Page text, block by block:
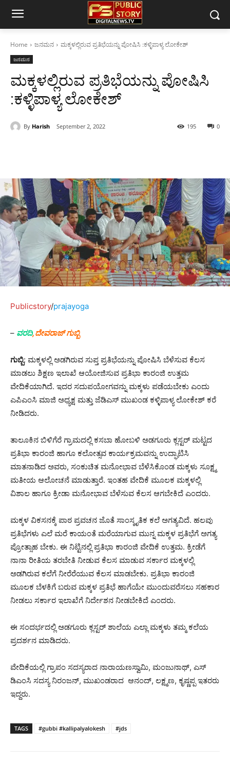
Home ಜನಮನ ಮಕ್ಕಳಲ್ಲಿರುವ ಪ್ರತಿಭೆಯನ್ನು ಪೋಷಿಸಿ :ಕಳ್ಳಿಪಾಳ್ಯ ಲೋಕೇಶ್
ಜನಮನ
ಮಕ್ಕಳಲ್ಲಿರುವ ಪ್ರತಿಭೆಯನ್ನು ಪೋಷಿಸಿ
:ಕಳ್ಳಿಪಾಳ್ಯ ಲೋಕೇಶ್
By Harish September 2, 2022 0
195
Publicstory/prajayoga
– ವರದಿ,ದೇವರಾಜ್ ಗುಬ್ಬಿ
ಗುಬ್ಬಿ: ಮಕ್ಕಳಲ್ಲಿ ಅಡಗಿರುವ ಸುಪ್ತ ಪ್ರತಿಭೆಯನ್ನು ಪೋಷಿಸಿ ಬೆಳೆಸುವ ಕೆಲಸ
ಮಾಡಲು ಶಿಕ್ಷಣ ಇಲಾಖೆ ಆಯೋಜಿಸುವ ಪ್ರತಿಭಾ ಕಾರಂಜಿ ಉತ್ತಮ
ವೇದಿಕೆಯಾಗಿದೆ. ಇದರ ಸದುಪಯೋಗವನ್ನು ಮಕ್ಕಳು ಪಡೆಯಬೇಕು ಎಂದು
ಎಪಿಎಂಸಿ ಮಾಜಿ ಅಧ್ಯಕ್ಷ ಮತ್ತು ಜೆಡಿಎಸ್ ಮುಖಂಡ ಕಳ್ಳಿಪಾಳ್ಯ ಲೋಕೇಶ್ ಕರೆ
ನೀಡಿದರು.
ತಾಲೂಕಿನ ಬಿಳಿಗೆರೆ ಗ್ರಾಮದಲ್ಲಿ ಕಸಬಾ ಹೋಬಳಿ ಅಡಗೂರು ಕ್ಲಸ್ಟರ್ ಮಟ್ಟದ
ಪ್ರತಿಭಾ ಕಾರಂಜಿ ಹಾಗೂ ಕಲೋತ್ಸವ ಕಾರ್ಯಕ್ರಮವನ್ನು ಉದ್ಘಾಟಿಸಿ
ಮಾತನಾಡಿದ ಅವರು, ಸಂಕುಚಿತ ಮನೋಭಾವ ಬೆಳೆಸಿಕೊಂಡ ಮಕ್ಕಳು ಸೂಕ್ಷ್ಮ
ಮತೀಯ ಆಲೋಚನೆ ಮಾಡುತ್ತಾರೆ. ಇಂತಹ ವೇದಿಕೆ ಮೂಲಕ ಮಕ್ಕಳಲ್ಲಿ
ವಿಶಾಲ ಹಾಗೂ ಕ್ರೀಡಾ ಮನೋಭಾವ ಬೆಳೆಸುವ ಕೆಲಸ ಆಗಬೇಕಿದೆ ಎಂದರು.
ಮಕ್ಕಳ ವಿಕಸನಕ್ಕೆ ಪಾಠ ಪ್ರವಚನ ಜೊತೆ ಸಾಂಸ್ಕೃತಿಕ ಕಲೆ ಅಗತ್ಯವಿದೆ. ಹಲವು
ಪ್ರತಿಭೆಗಳು ಎಲೆ ಮರೆ ಕಾಯಂತೆ ಮರೆಯಾಗುವ ಮುನ್ನ ಮಕ್ಕಳ ಪ್ರತಿಭೆಗೆ ಅಗತ್ಯ
ಪ್ರೋತ್ಸಾಹ ಬೇಕು. ಈ ನಿಟ್ಟಿನಲ್ಲಿ ಪ್ರತಿಭಾ ಕಾರಂಜಿ ವೇದಿಕೆ ಉತ್ತಮ. ಕ್ರೀಡೆಗೆ
ನಾನಾ ರೀತಿಯ ತರಬೇತಿ ನೀಡುವ ಕೆಲಸ ಮಾಡುವ ಸರ್ಕಾರ ಮಕ್ಕಳಲ್ಲಿ
ಅಡಗಿರುವ ಕಲೆಗೆ ನೀರೆರೆಯುವ ಕೆಲಸ ಮಾಡಬೇಕು. ಪ್ರತಿಭಾ ಕಾರಂಜಿ
ಮೂಲಕ ಬೆಳಕಿಗೆ ಬರುವ ಮಕ್ಕಳ ಪ್ರತಿಭೆ ಹಾಗೆಯೇ ಮುಂದುವರೆಸಲು ಸಹಕಾರ
ನೀಡಲು ಸರ್ಕಾರ ಇಲಾಖೆಗೆ ನಿರ್ದೇಶನ ನೀಡಬೇಕಿದೆ ಎಂದರು.
ಈ ಸಂದರ್ಭದಲ್ಲಿ ಅಡಗೂರು ಕ್ಲಸ್ಟರ್ ಶಾಲೆಯ ಎಲ್ಲಾ ಮಕ್ಕಳು ತಮ್ಮ ಕಲೆಯ
ಪ್ರದರ್ಶನ ಮಾಡಿದರು.
ವೇದಿಕೆಯಲ್ಲಿ ಗ್ರಾಪಂ ಸದಸ್ಯರಾದ ನಾರಾಯಣಸ್ವಾಮಿ, ಮಂಜುನಾಥ್, ಎಸ್
ಡಿಎಂಸಿ ಸದಸ್ಯ ನಿರಂಜನ್, ಮುಖಂಡರಾದ ಆನಂದ್, ಲಕ್ಷ್ಮಣ, ಕೃಷ್ಣಪ್ಪ ಇತರರು
ಇದ್ದರು.
TAGS #gubbi #kallipalyalokesh #jds